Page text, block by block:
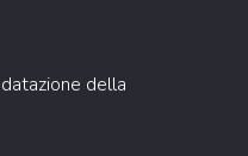
della